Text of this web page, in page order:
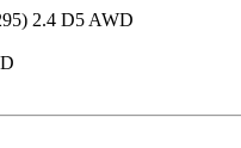
2.4 D5 AWD